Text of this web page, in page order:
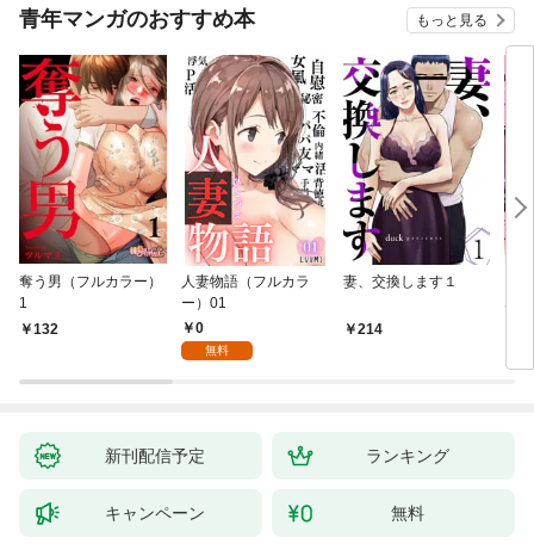
青年マンガのおすすめ本 もっと見る
奪う男（フルカラー）
1
132
人妻物語（フルカラ
ー）01
0
無料
妻、交換します１
214
な
新刊配信予定 ランキング
キャンペーン 無料